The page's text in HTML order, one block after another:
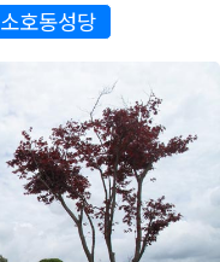
소호동성당